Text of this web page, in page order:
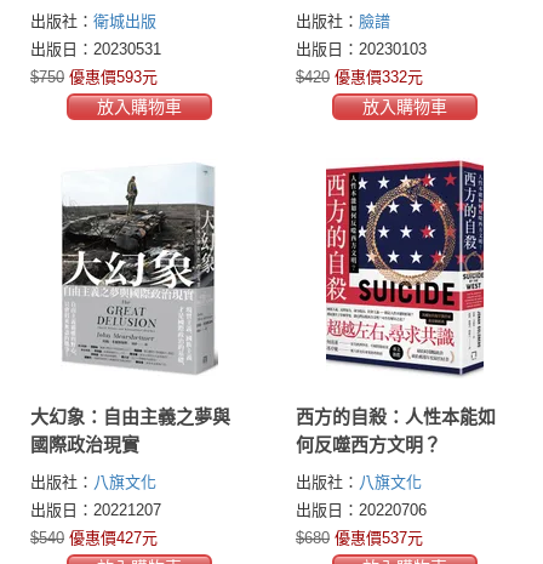
出版社： 衛城出版
出版日：20230531
$750 優惠價593元
放入購物車
和衝動的賀爾蒙，如何支
配人類的情緒、行為及命
運
出版社： 臉譜
出版日：20230103
$420 優惠價332元
放入購物車
大幻象：自由主義之夢與
國際政治現實
出版社： 八旗文化
出版日：20221207
$540 優惠價427元
西方的自殺：人性本能如
何反噬西方文明？
出版社： 八旗文化
出版日：20220706
$680 優惠價537元